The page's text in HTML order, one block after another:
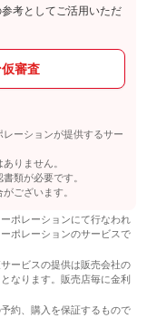
考としてご活用いただ
審査
ーションが提供するサー
りません。
類が必要です。
ございます。
ポレーションにて行なわれ
ポレーションのサービスで
ービスの提供は販売会社の
なります。販売店毎に金利
約、購入を保証するもので